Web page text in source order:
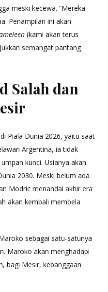
meski kecewa. “Mereka
Penampilan ini akan
(kami akan terus
semangat pantang
Salah dan
Piala Dunia 2026, yaitu saat
Argentina, ia tidak
kunci. Usianya akan
2030. Meski belum ada
Modric menandai akhir era
akan kembali membela
sebagai satu-satunya
Maroko akan menghadapi
bagi Mesir, kebanggaan